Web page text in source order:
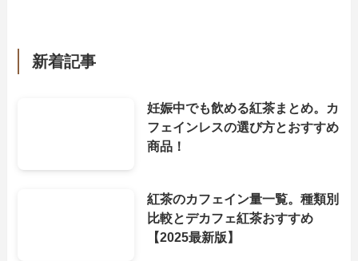
新着記事
妊娠中でも飲める紅茶まとめ。カ
フェインレスの選び方とおすすめ
商品！
紅茶のカフェイン量一覧。種類別
比較とデカフェ紅茶おすすめ
【2025最新版】